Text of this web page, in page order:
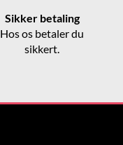
Sikker betaling
Hos os betaler du
sikkert.